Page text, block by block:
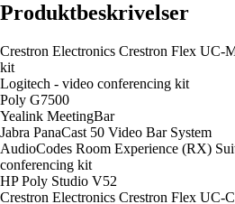
Produktbeskrivelser
Crestron Electronics Crestron Flex UC-
kit
Logitech - video conferencing kit
Poly G7500
Yealink MeetingBar
Jabra PanaCast 50 Video Bar System
AudioCodes Room Experience (RX)
conferencing kit
HP Poly Studio V52
Crestron Electronics Crestron Flex